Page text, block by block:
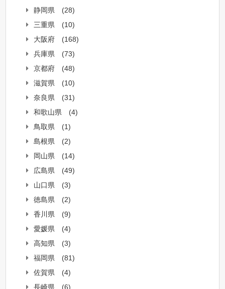
静岡県
(28)
三重県
(10)
大阪府
(168)
兵庫県
(73)
京都府
(48)
滋賀県
(10)
奈良県
(31)
和歌山県
(4)
鳥取県
(1)
島根県
(2)
岡山県
(14)
広島県
(49)
山口県
(3)
徳島県
(2)
香川県
(9)
愛媛県
(4)
高知県
(3)
福岡県
(81)
佐賀県
(4)
長崎県
(6)